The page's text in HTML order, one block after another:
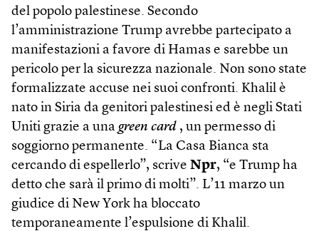
del popolo palestinese. Secondo
l’amministrazione Trump avrebbe partecipato a
manifestazioni a favore di Hamas e sarebbe un
pericolo per la sicurezza nazionale. Non sono state
formalizzate accuse nei suoi confronti. Khalil è
nato in Siria da genitori palestinesi ed è negli Stati
Uniti grazie a una green card , un permesso di
soggiorno permanente. “La Casa Bianca sta
cercando di espellerlo”, scrive Npr, “e Trump ha
detto che sarà il primo di molti”. L’11 marzo un
giudice di New York ha bloccato
temporaneamente l’espulsione di Khalil.